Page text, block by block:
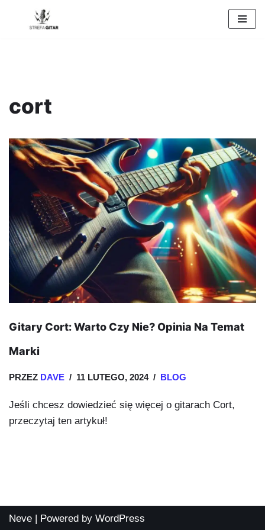
Przejdź
cort
Gitary Cort: Warto Czy Nie? Opinia Na Temat
Marki
PRZEZ DAVE 11 LUTEGO, 2024 BLOG
Jeśli chcesz dowiedzieć się więcej o gitarach Cort,
przeczytaj ten artykuł!
Neve | Powered by WordPress